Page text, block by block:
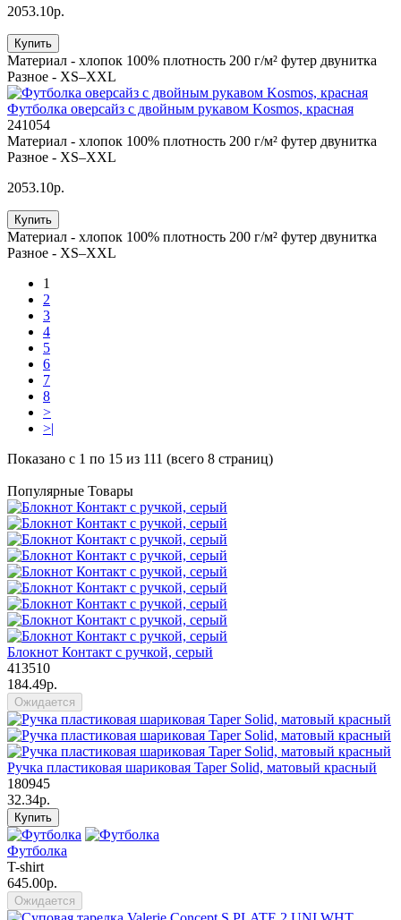
2053.10р.
Купить
Материал - хлопок 100% плотность 200 г/м² футер двунитка
Разное - XS–XXL
Футболка оверсайз с двойным рукавом Kosmos, красная
241054
Материал - хлопок 100% плотность 200 г/м² футер двунитка
Разное - XS–XXL
2053.10р.
Купить
Материал - хлопок 100% плотность 200 г/м² футер двунитка
Разное - XS–XXL
1
2
3
4
5
6
7
8
>
>|
Показано с 1 по 15 из 111 (всего 8 страниц)
Популярные Товары
Блокнот Контакт с ручкой, серый
413510
184.49р.
Ожидается
Ручка пластиковая шариковая Taper Solid, матовый красный
180945
32.34р.
Купить
Футболка
T-shirt
645.00р.
Ожидается